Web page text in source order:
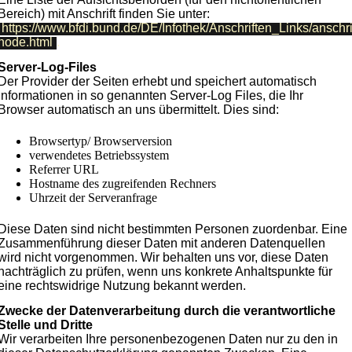
mit Anschrift finden Sie unter:
https://www.bfdi.bund.de/DE/Infothek/Anschriften_Links/
.
Log-Files
Provider der Seiten erhebt und speichert automatisch
in so genannten Server-Log Files, die Ihr
automatisch an uns übermittelt. Dies sind:
Browsertyp/ Browserversion
verwendetes Betriebssystem
Referrer URL
Hostname des zugreifenden Rechners
Uhrzeit der Serveranfrage
Daten sind nicht bestimmten Personen zuordenbar. Eine
dieser Daten mit anderen Datenquellen
nicht vorgenommen. Wir behalten uns vor, diese Daten
zu prüfen, wenn uns konkrete Anhaltspunkte für
rechtswidrige Nutzung bekannt werden.
der Datenverarbeitung durch die verantwortliche
und Dritte
verarbeiten Ihre personenbezogenen Daten nur zu den in